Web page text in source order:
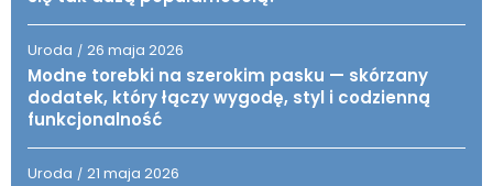
Uroda / 26 maja 2026
Modne torebki na szerokim pasku — skórzany
dodatek, który łączy wygodę, styl i codzienną
funkcjonalność
Uroda / 21 maja 2026